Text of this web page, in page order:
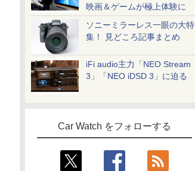
映画＆ゲームが極上体験に
ソニーミラーレス一眼の大特
集！ 見どころ記事まとめ
iFi audio主力「NEO Stream
3」「NEO iDSD 3」に迫る
Car Watch をフォローする